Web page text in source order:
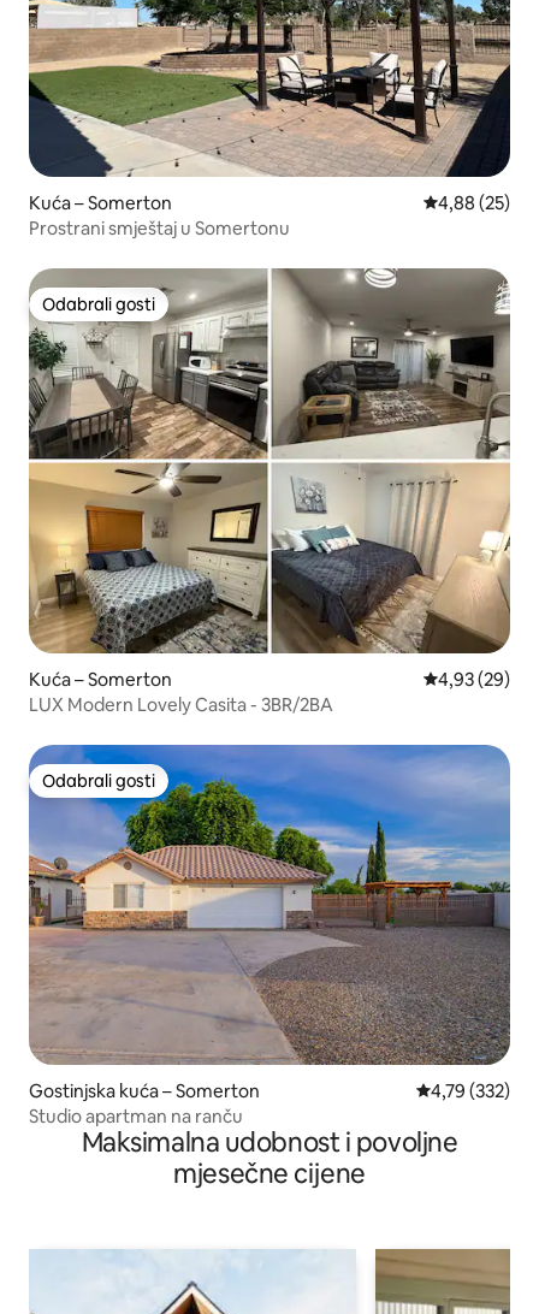
Kuća – Somerton Prosječna
4,88 (25)
Prostrani smještaj u Somertonu
Odabrali gosti
Odabrali gosti
Kuća – Somerton Prosječna
4,93 (29)
LUX Modern Lovely Casita - 3BR/2BA
Odabrali gosti
Odabrali gosti
Gostinjska kuća – Somerton Prosječna
4,79 (332)
Studio apartman na ranču
Maksimalna udobnost i povoljne
mjesečne cijene